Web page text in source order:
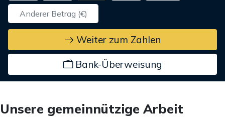
Weiter zum Zahlen
Bank-Überweisung
Unsere gemeinnützige Arbeit